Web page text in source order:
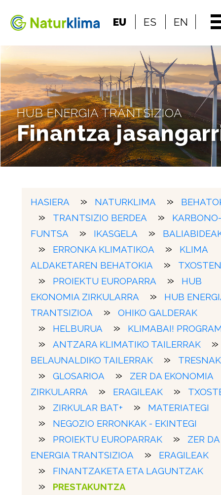
Edukietara jo
EU ES EN
HUB ENERGIA TRANTSIZIOA
Finantza
HASIERA NATURKLIMA
TRANTSIZIO BERDEA
KARBONO-
FUNTSA
IKASGELA
ERRONKA KLIMATIKOA
KLIMA
ALDAKETAREN BEHATOKIA
PROIEKTU EUROPARRA
HUB
EKONOMIA ZIRKULARRA
HUB
TRANTSIZIOA
OHIKO GALDERAK
HELBURUA
KLIMABAI!
ANTZARA KLIMATIKO TAILERRAK
BELAUNALDIKO TAILERRAK
TRESNAK
GLOSARIOA
ZER DA EKONOMIA
ZIRKULARRA
ERAGILEAK
ZIRKULAR BAT+
MATERIATEGI
NEGOZIO ERRONKAK - EKINTEGI
PROIEKTU EUROPARRAK
ZER DA
ENERGIA TRANTSIZIOA
ERAGILEAK
FINANTZAKETA ETA LAGUNTZAK
PRESTAKUNTZA